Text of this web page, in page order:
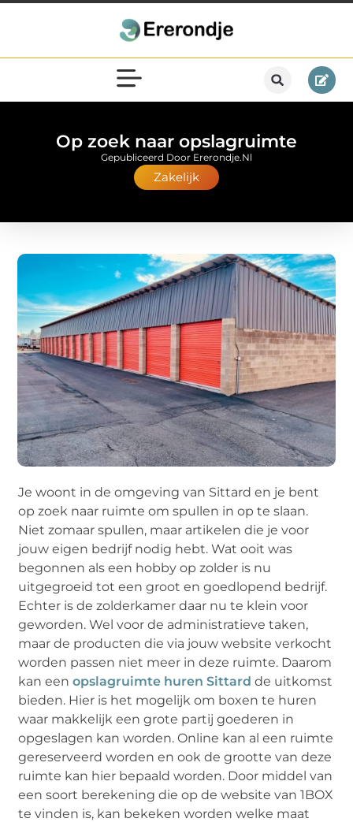
Op zoek naar opslagruimte
Zakelijk
Gepubliceerd Door Ererondje.nl
Je woont in de omgeving van Sittard en je bent
op zoek naar ruimte om spullen in op te slaan.
Niet zomaar spullen, maar artikelen die je voor
jouw eigen bedrijf nodig hebt. Wat ooit was
begonnen als een hobby op zolder is nu
uitgegroeid tot een groot en goedlopend bedrijf.
Echter is de zolderkamer daar nu te klein voor
geworden. Wel voor de administratieve taken,
maar de producten die via jouw website verkocht
worden passen niet meer in deze ruimte. Daarom
kan eenopslagruimte huren Sittard de uitkomst
bieden. Hier is het mogelijk om boxen te huren
waar makkelijk een grote partij goederen in
opgeslagen kan worden. Online kan al een ruimte
gereserveerd worden en ook de grootte van deze
ruimte kan hier bepaald worden. Door middel van
een soort berekening die op de website van 1BOX
te vinden is, kan bekeken worden welke maat